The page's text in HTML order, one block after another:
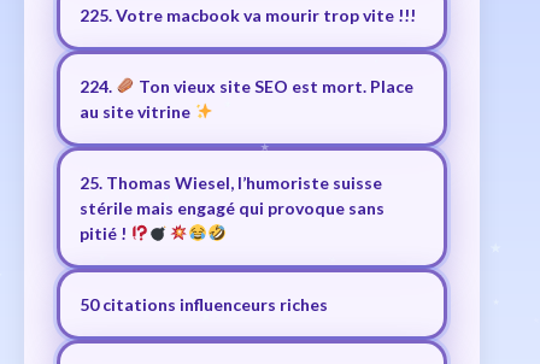
225. Votre macbook va mourir trop vite !!!
224.
Ton vieux site SEO est mort. Place
au site vitrine
25. Thomas Wiesel, l’humoriste suisse
stérile mais engagé qui provoque sans
pitié !
50 citations influenceurs riches